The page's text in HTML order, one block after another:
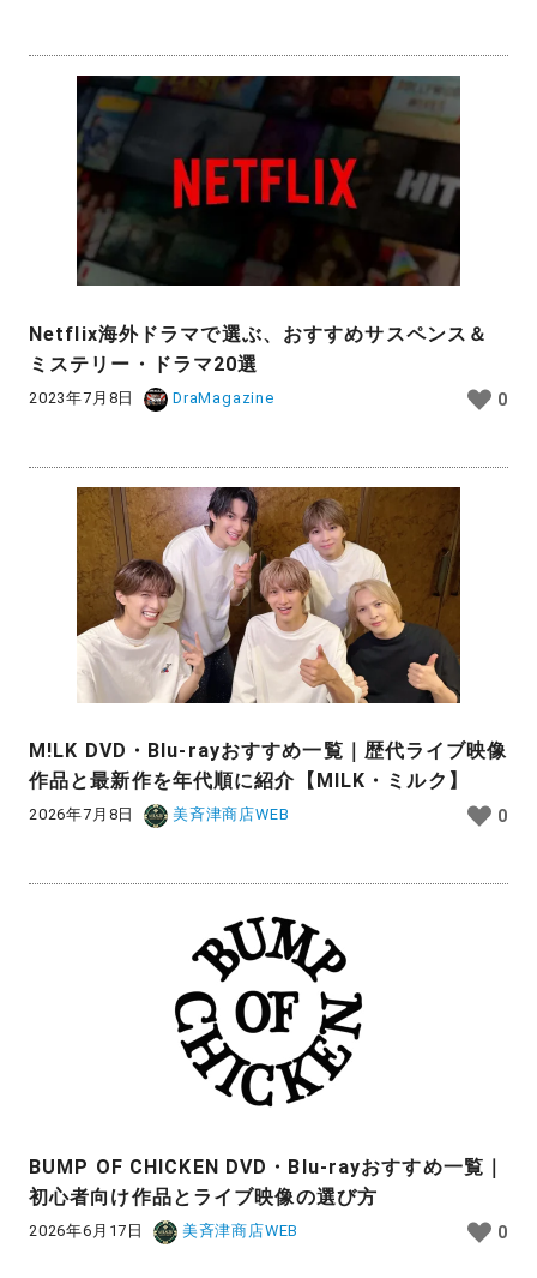
Netflix海外ドラマで選ぶ、おすすめサスペンス＆
ミステリー・ドラマ20選
2023年7月8日 DraMagazine 0
M!LK DVD・Blu-rayおすすめ一覧｜歴代ライブ映像
作品と最新作を年代順に紹介【MILK・ミルク】
2026年7月8日 美斉津商店WEB 0
BUMP OF CHICKEN DVD・Blu-rayおすすめ一覧｜
初心者向け作品とライブ映像の選び方
2026年6月17日 美斉津商店WEB 0